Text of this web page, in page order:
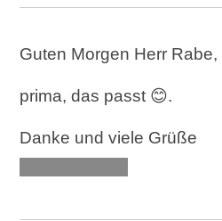
Guten Morgen Herr Rabe,
prima, das passt 😊.
Danke und viele Grüße